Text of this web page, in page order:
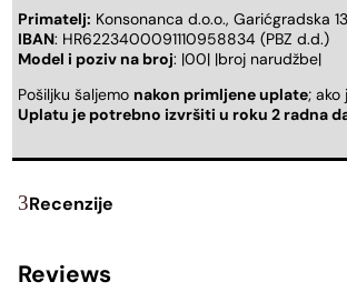
Primatelj: Konsonanca d.o.o., Garićgradska
IBAN: HR6223400091110958834 (PBZ d.d.)
Model i poziv na broj: |00| |broj narudžbe|
Pošiljku šaljemo nakon primljene uplate;
Uplatu je potrebno izvršiti u roku 2 radna
Recenzije
Reviews